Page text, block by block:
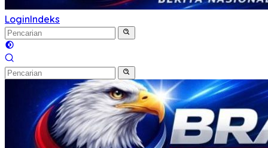
LoginIndeks